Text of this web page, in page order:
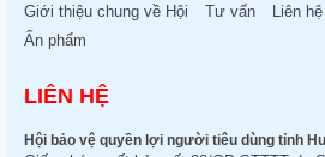
Giới thiệu chung về Hội Tư vấn Liên hệ
Ấn phẩm
LIÊN HỆ
Hội bảo vệ quyền lợi người tiêu dùng tỉnh